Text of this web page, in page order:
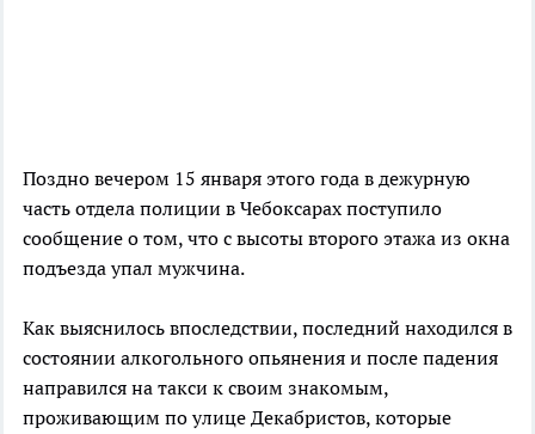
Поздно вечером 15 января этого года в дежурную
часть отдела полиции в Чебоксарах поступило
сообщение о том, что с высоты второго этажа из окна
подъезда упал мужчина.
Как выяснилось впоследствии, последний находился в
состоянии алкогольного опьянения и после падения
направился на такси к своим знакомым,
проживающим по улице Декабристов, которые